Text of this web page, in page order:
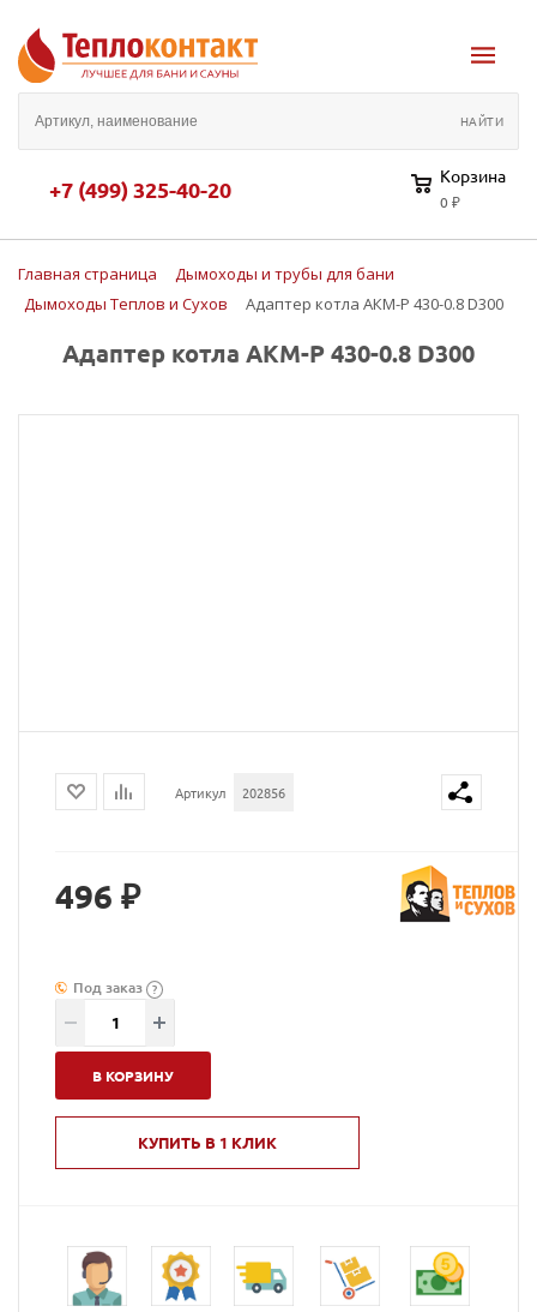
+7 (499) 325-40-20 Корзина
0 ₽
Главная страница
Дымоходы и трубы для бани
Дымоходы Теплов и Сухов
Адаптер котла АКМ-Р 430-0.8 D300
Адаптер котла АКМ-Р 430-0.8 D300
Артикул 202856
496 ₽
Под заказ ?
В КОРЗИНУ
КУПИТЬ В 1 КЛИК